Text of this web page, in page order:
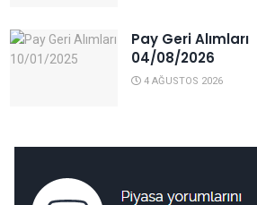
Pay Geri Alımları
04/08/2026
4 AĞUSTOS 2026